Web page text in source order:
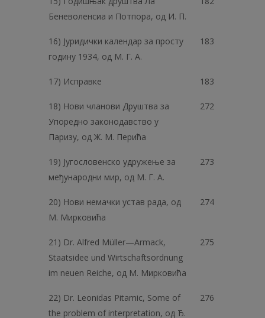
Беневоленсиа и Потпора, од И. П.
16) Јуридички календар за просту
годину 1934, од М. Г. А.
183
17) Исправке 183
18) Нови чланови Друштва за
Упоредно законодавство у
Паризу, од Ж. М. Перића
272
19) Југословенско удружење за
међународни мир, од М. Г. А.
273
20) Нови немачки устав рада, од
М. Мирковића
274
21) Dr. Alfred Müller—Armack,
Staatsidee und Wirtschaftsordnung
im neuen Reiche, од M. Мирковића
275
22) Dr. Leonidas Pitamic, Some of
the problem of interpretation, од Ђ.
276